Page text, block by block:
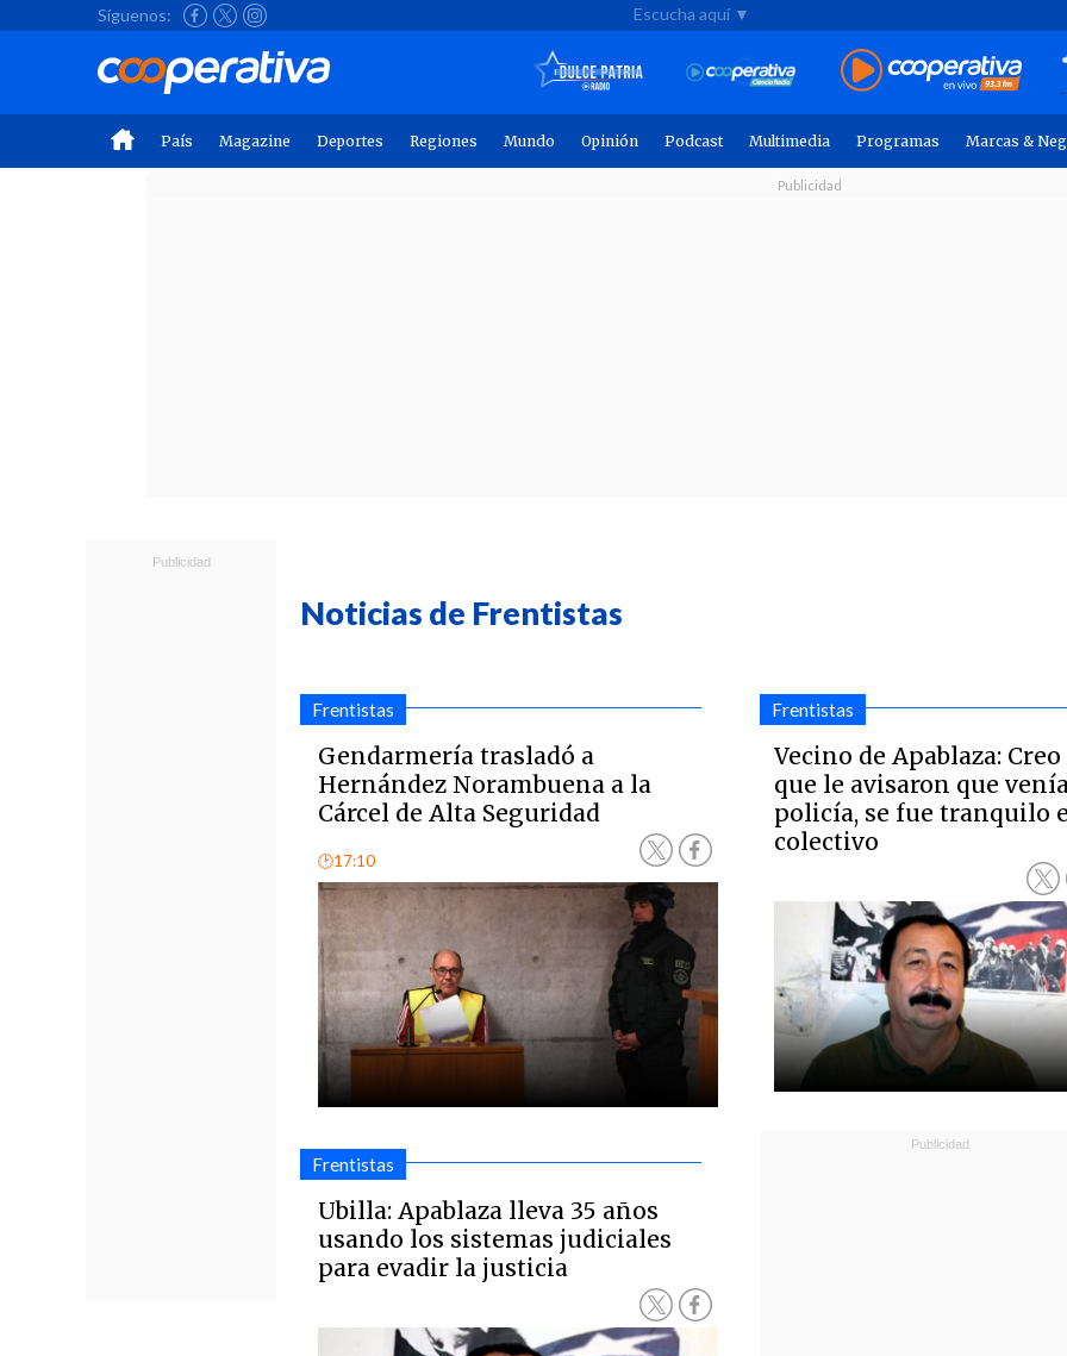
Síguenos: Escucha aquí ▼
País Magazine Deportes Regiones Mundo Opinión Podcast Multimedia Programas Marcas &
Noticias de Frentistas
Frentistas
Gendarmería trasladó a
Hernández Norambuena a la
Cárcel de Alta Seguridad
🕑17:10
Frentistas
Ubilla: Apablaza lleva 35 años
usando los sistemas judiciales
para evadir la justicia
Frentistas
Vecino de Apablaza: Creo
que le avisaron que
policía, se fue tranquilo
colectivo